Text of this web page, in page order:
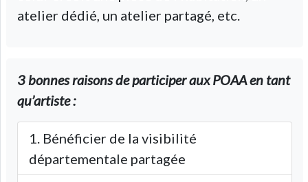
atelier dédié, un atelier partagé, etc.
3 bonnes raisons de participer aux POAA en tant
qu’artiste :
Bénéficier de la visibilité
départementale partagée